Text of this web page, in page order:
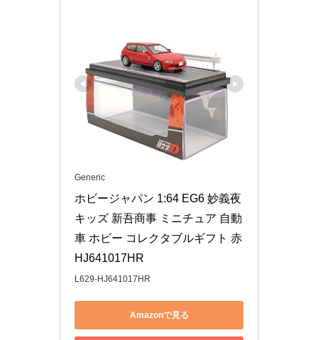
Generic
ホビージャパン 1:64 EG6 妙義夜
キッズ 新吾商事 ミニチュア 自動
車 ホビー コレクタブルギフト 赤
HJ641017HR
L629-HJ641017HR
Amazonで見る